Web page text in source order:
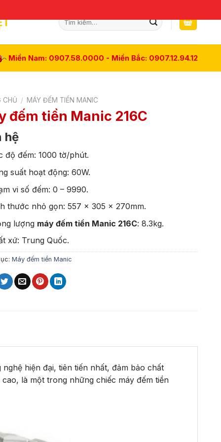
Tìm
kiếm:
Miền Nam: 0907.58.0000 - Miền Bắc: 0907.12.94.12
CHỦ / MÁY ĐẾM TIỀN MANIC
đếm tiền Manic 216C
hệ
độ đếm: 1000 tờ/phút.
suất hoạt động: 60W.
vi số đếm: 0 – 9990.
thước nhỏ gọn: 557 x 305 x 270mm.
lượng máy đếm tiền Manic 216C: 8.3kg.
xứ: Trung Quốc.
Máy đếm tiền Manic
hiện đại, tiên tiến nhất, đảm bảo chất
là một trong những chiếc máy đếm tiền